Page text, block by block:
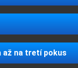
až na tretí pokus